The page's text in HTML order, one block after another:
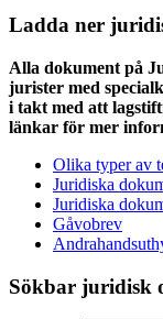
Ladda ner
Alla dokument på
jurister med
i takt med att
länkar för mer
Olika typer av
Juridiska
Juridiska
Gåvobrev
Sökbar juridisk